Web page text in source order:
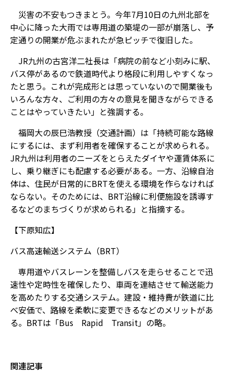
災害の不安もつきまとう。今年7月10日の九州北部を
中心に降った大雨では専用道の築堤の一部が崩落し、予
定通りの開業が危ぶまれたが急ピッチで復旧した。
JR九州の古宮洋二社長は「病院の前など小刻みに駅、
バス停があるので鉄道時代より格段に利用しやすくなっ
たと思う。これが完成形とは思っていないので開業後も
いろんな方々、ご利用の方々の意見を聞きながらできる
ことはやっていきたい」と強調する。
福岡大の辰巳浩教授（交通計画）は「持続可能な路線
にするには、まず利用者を確保することが求められる。
JR九州は利用者のニーズをとらえたダイヤや運賃体系に
し、乗り継ぎにも配慮する必要がある。一方、沿線自治
体は、住民が日常的にBRTを使える環境を作らなければ
ならない。そのためには、BRT沿線に利便施設を誘導す
るなどのまちづくりが求められる」と指摘する。
【下原知広】
バス高速輸送システム（BRT）
専用道やバスレーンを整備しバスを走らせることで迅
速性や定時性を確保したり、車両を連結させて輸送能力
を高めたりする交通システム。建設・維持費が鉄道に比
べ安価で、路線を柔軟に変更できるなどのメリットがあ
る。BRTは「Bus Rapid Transit」の略。
関連記事